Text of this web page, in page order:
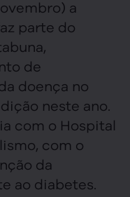
a
parte do
de
doença no
neste ano.
com o Hospital
com o
da
ao diabetes.